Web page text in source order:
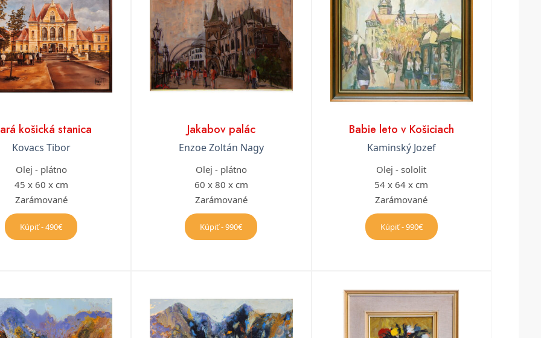
košická stanica
Kovacs Tibor
Olej - plátno
45 x 60 x cm
Zarámované
Kúpiť - 490€
Jakabov palác
Enzoe Zoltán Nagy
Olej - plátno
60 x 80 x cm
Zarámované
Kúpiť - 990€
Babie leto v Košiciach
Kaminský Jozef
Olej - sololit
54 x 64 x cm
Zarámované
Kúpiť - 990€